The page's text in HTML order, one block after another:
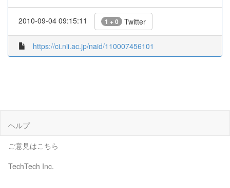
2010-09-04 09:15:11 1 + 0 Twitter
https://ci.nii.ac.jp/naid/110007456101
ヘルプ
ご意見はこちら
TechTech Inc.